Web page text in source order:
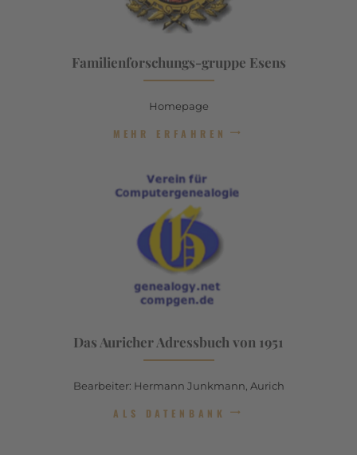
Familienforschungs-gruppe Esens
Homepage
MEHR ERFAHREN
Das Auricher Adressbuch von 1951
Bearbeiter: Hermann Junkmann, Aurich
ALS DATENBANK